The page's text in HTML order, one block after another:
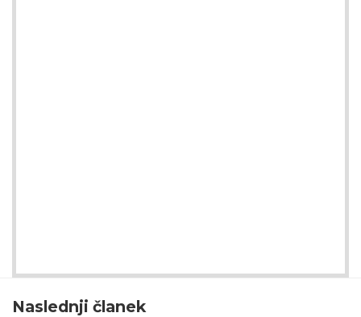
Naslednji članek